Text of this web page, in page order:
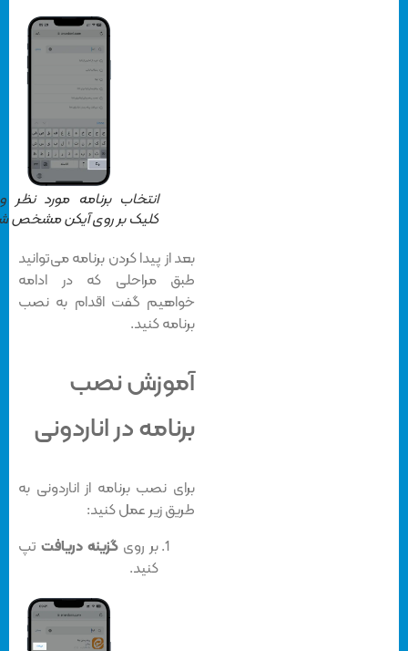
انتخاب برنامه مورد نظر و یا
کلیک بر روی آیکن مشخص شده
بعد از پیدا کردن برنامه می‌توانید
طبق مراحلی که در ادامه
خواهیم گفت اقدام به نصب
برنامه کنید.
آموزش نصب
برنامه در اناردونی
برای نصب برنامه از اناردونی به
طریق زیر عمل کنید:
بر روی گزینه دریافتتپ
کنید.